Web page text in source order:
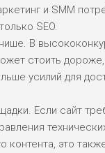
и SMM
SEO.
В
стоить дороже,
усилий для
Если сайт
контента, это